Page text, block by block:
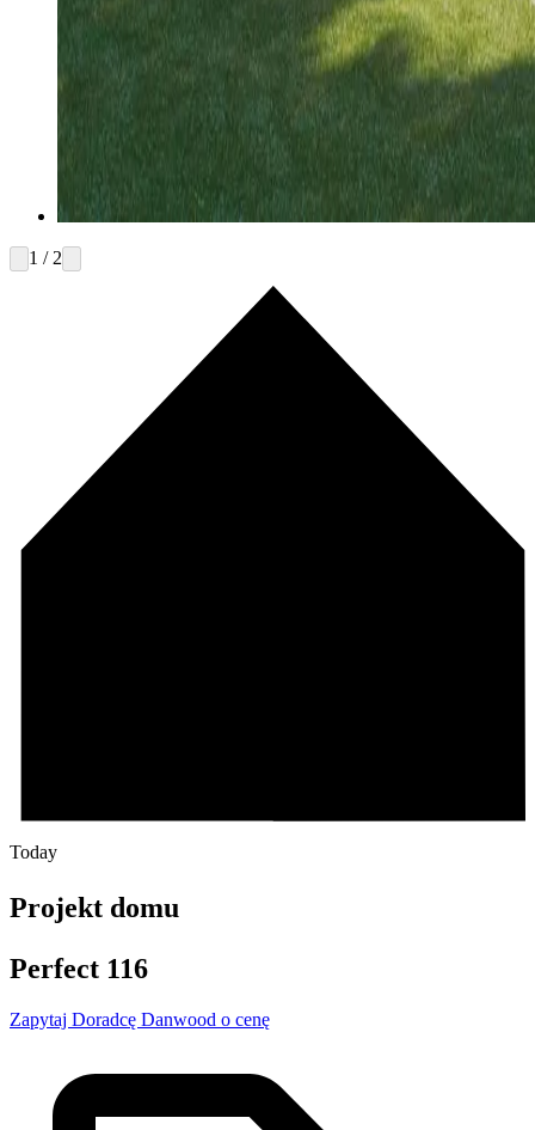
1 / 2
Today
Projekt domu
Perfect 116
Zapytaj Doradcę Danwood o cenę